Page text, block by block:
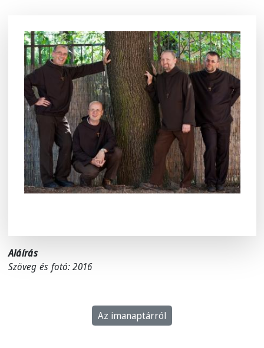
Aláírás
Szöveg és fotó: 2016
Az imanaptárról